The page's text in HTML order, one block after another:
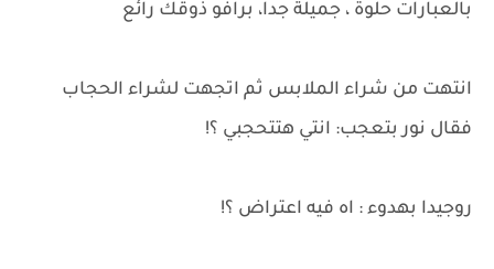
بالعبارات حلوة ، جميلة جدا، برافو ذوقك رائع
انتهت من شراء الملابس ثم اتجهت لشراء الحجاب
فقال نور بتعجب: انتي هتتحجبي ؟!
روجيدا بهدوء : اه فيه اعتراض ؟!